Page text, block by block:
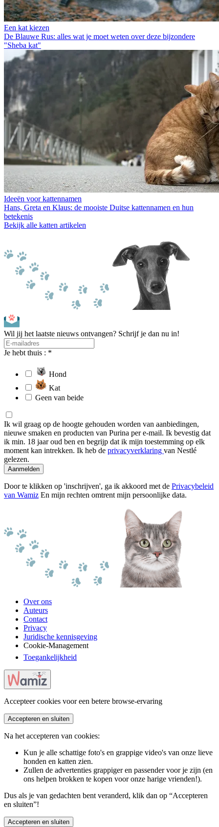
Een kat kiezen
De Blauwe Rus: alles wat je moet weten over deze bijzondere
"Sheba kat"
Ideeën voor kattennamen
Hans, Greta en Klaus: de mooiste Duitse kattennamen en hun
betekenis
Bekijk alle katten artikelen
Wil jij het laatste nieuws ontvangen? Schrijf je dan nu in!
Je hebt thuis : *
Hond
Kat
Geen van beide
Ik wil graag op de hoogte gehouden worden van aanbiedingen,
nieuwe smaken en producten van Purina per e-mail. Ik bevestig dat
ik min. 18 jaar oud ben en begrijp dat ik mijn toestemming op elk
moment kan intrekken. Ik heb de privacyverklaring van Nestlé
gelezen.
Aanmelden
Door te klikken op 'inschrijven', ga ik akkoord met de Privacybeleid
van Wamiz En mijn rechten omtrent mijn persoonlijke data.
Over ons
Auteurs
Contact
Privacy
Juridische kennisgeving
Cookie-Management
Toegankelijkheid
Accepteer cookies voor een betere browse-ervaring
Accepteren en sluiten
Na het accepteren van cookies:
Kun je alle schattige foto's en grappige video's van onze lieve
honden en katten zien.
Zullen de advertenties grappiger en passender voor je zijn (en
ons helpen brokken te kopen voor onze harige vrienden!).
Dus als je van gedachten bent veranderd, klik dan op “Accepteren
en sluiten”!
Accepteren en sluiten